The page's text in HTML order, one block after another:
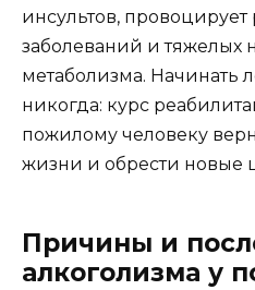
инсультов,
заболеваний и тяжелых
метаболизма. Начинать
никогда: курс
пожилому человеку
жизни и обрести новые
Причины и
алкоголизма у